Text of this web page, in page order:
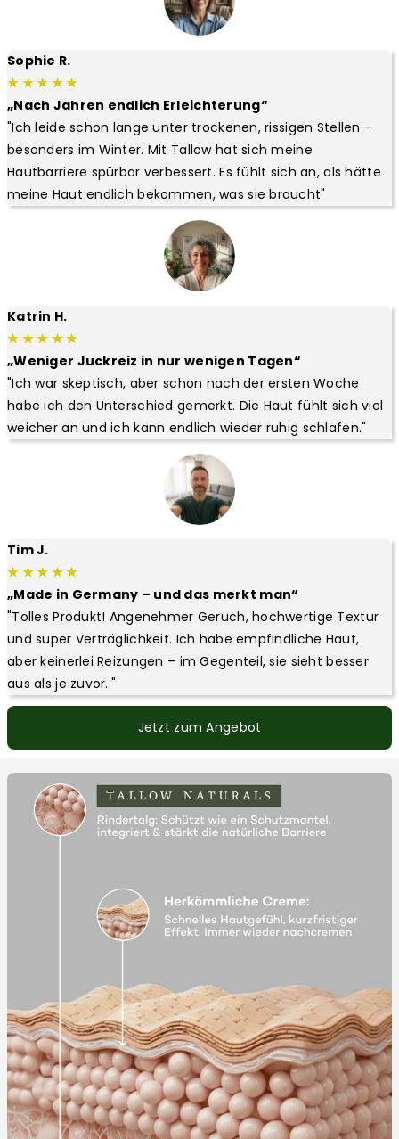
Sophie R.
★ ★ ★ ★ ★
„Nach Jahren endlich Erleichterung“
"Ich leide schon lange unter trockenen, rissigen Stellen –
besonders im Winter. Mit Tallow hat sich meine
Hautbarriere spürbar verbessert. Es fühlt sich an, als hätte
meine Haut endlich bekommen, was sie braucht"
Katrin H.
★ ★ ★ ★ ★
„Weniger Juckreiz in nur wenigen Tagen“
"Ich war skeptisch, aber schon nach der ersten Woche
habe ich den Unterschied gemerkt. Die Haut fühlt sich viel
weicher an und ich kann endlich wieder ruhig schlafen."
Tim J.
★ ★ ★ ★ ★
„Made in Germany – und das merkt man“
"Tolles Produkt! Angenehmer Geruch, hochwertige Textur
und super Verträglichkeit. Ich habe empfindliche Haut,
aber keinerlei Reizungen – im Gegenteil, sie sieht besser
aus als je zuvor.."
Jetzt zum Angebot